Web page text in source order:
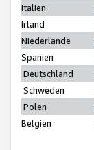
Italien
Irland
Niederlande
Spanien
Deutschland
Schweden
Polen
Belgien